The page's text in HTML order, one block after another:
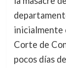
inicialmente
Corte de
pocos días